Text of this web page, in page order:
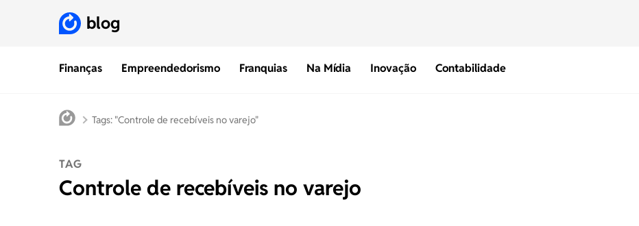
Finanças Empreendedorismo Franquias Na Mídia Inovação Contabilidade
blog
Tags: "Controle de recebíveis no varejo"
TAG
Controle de recebíveis no varejo